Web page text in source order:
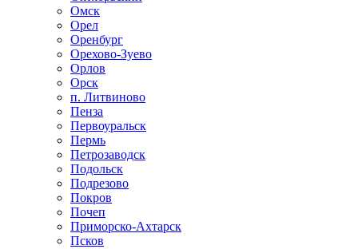
Омск
Орел
Оренбург
Орехово-Зуево
Орлов
Орск
п. Литвиново
Пенза
Первоуральск
Пермь
Петрозаводск
Подольск
Подрезово
Покров
Почеп
Приморско-Ахтарск
Псков